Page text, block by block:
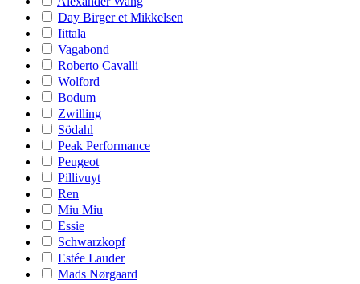
Day Birger et Mikkelsen
Iittala
Vagabond
Roberto Cavalli
Wolford
Bodum
Zwilling
Södahl
Peak Performance
Peugeot
Pillivuyt
Ren
Miu Miu
Essie
Schwarzkopf
Estée Lauder
Mads Nørgaard